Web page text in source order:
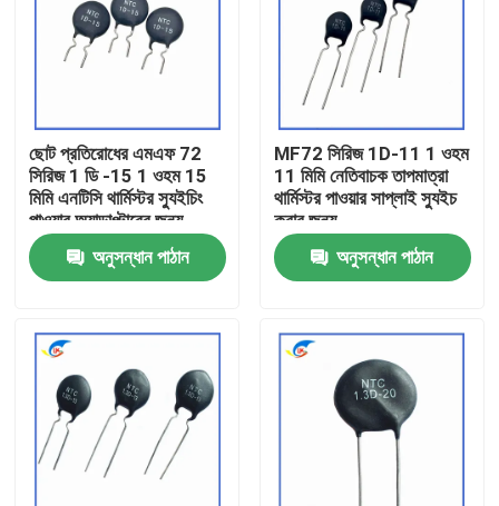
আমাদের সম্বন্ধে
কারখানা পরিদর্শন
গুণমান নিয়ন্ত্রণ
আমাদের সাথে যোগাযোগ
খবর
মামলা
ছোট প্রতিরোধের এমএফ 72
সিরিজ 1 ডি -15 1 ওহম 15
মিমি এনটিসি থার্মিস্টর স্যুইচিং
পাওয়ার অ্যাডাপ্টারের জন্য
উপযুক্ত
অনুসন্ধান পাঠান
MF72 সিরিজ 1D-11 1 ওহম
11 মিমি নেতিবাচক তাপমাত্রা
থার্মিস্টর পাওয়ার সাপ্লাই স্যুইচ
করার জন্য
অনুসন্ধান পাঠান